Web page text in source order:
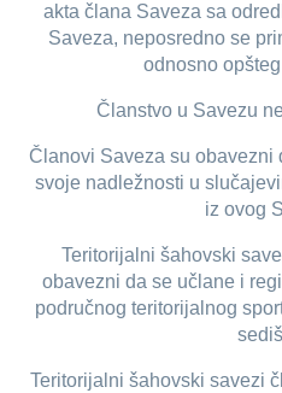
akta člana Saveza sa
Saveza, neposredno se
odnosno
Članstvo u Savezu
Članovi Saveza su
svoje nadležnosti u
iz ovog
Teritorijalni šahovski
obavezni da se učlane i
područnog teritorijalnog
Teritorijalni šahovski savezi